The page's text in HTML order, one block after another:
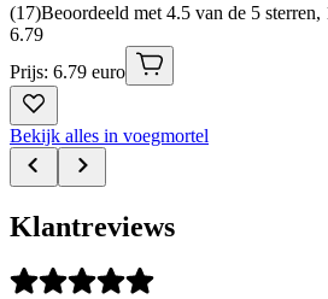
(17)Beoordeeld met 4.5 van de 5
6.79
Prijs: 6.79 euro
Bekijk alles in voegmortel
Klantreviews